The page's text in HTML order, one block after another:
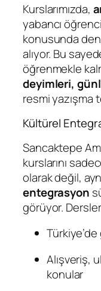
Kurslarımızda,
yabancı
konusunda
alıyor. Bu
öğrenmekle
deyimleri,
resmi yazışma
Kültürel
Sancaktepe
kurslarını
olarak değil,
entegrasyon
görüyor.
Alışveriş,
konular